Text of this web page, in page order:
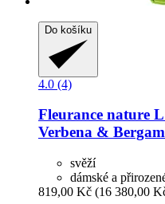
Do košíku
4.0 (4)
Fleurance nature
Verbena &
svěží
dámské a
819,00 Kč (16 380,00